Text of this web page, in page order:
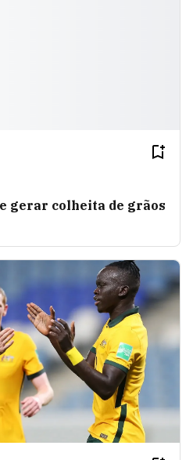
gerar colheita de grãos